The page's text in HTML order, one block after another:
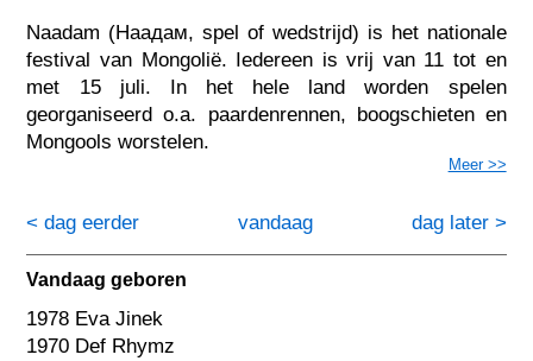
Naadam (Наадам, spel of wedstrijd) is het nationale
festival van Mongolië. Iedereen is vrij van 11 tot en
met 15 juli. In het hele land worden spelen
georganiseerd o.a. paardenrennen, boogschieten en
Mongools worstelen.
Meer >>
< dag eerder dag later >
vandaag
Vandaag geboren
1978 Eva Jinek
1970 Def Rhymz